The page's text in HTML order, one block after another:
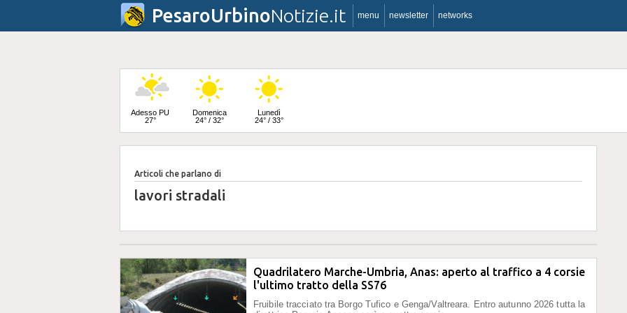
PesaroUrbinoNotizie.it menu newsletter networks
Adesso PU
27°
Domenica
24° / 32°
Lunedì
24° / 33°
Martedì
24° / 33°
Articoli che parlano di
lavori stradali
Quadrilatero Marche-Umbria, Anas: aperto al traffico a 4 corsie
l'ultimo tratto della SS76
Fruibile tracciato tra Borgo Tufico e Genga/Valtreara. Entro autunno 2026 tutta la